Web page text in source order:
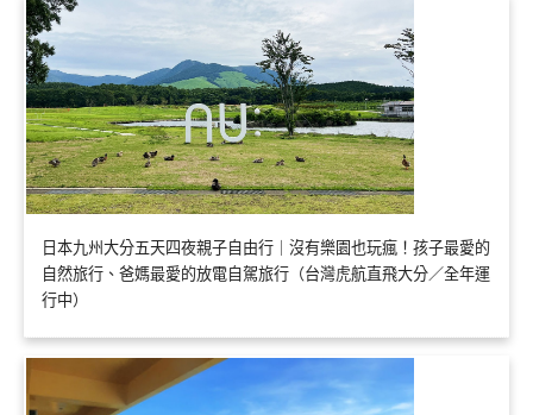
日本九州大分五天四夜親子自由行｜沒有樂園也玩瘋！孩子最愛的
自然旅行、爸媽最愛的放電自駕旅行（台灣虎航直飛大分／全年運
行中）